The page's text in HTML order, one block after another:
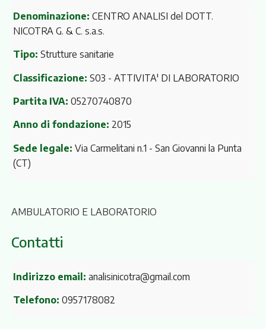
Denominazione: CENTRO ANALISI del DOTT.
NICOTRA G. & C. s.a.s.
Tipo: Strutture sanitarie
Classificazione: S03 - ATTIVITA' DI LABORATORIO
Partita IVA: 05270740870
Anno di fondazione: 2015
Sede legale: Via Carmelitani n.1 - San Giovanni la Punta
(CT)
AMBULATORIO E LABORATORIO
Contatti
Indirizzo email: analisinicotra@gmail.com
Telefono: 0957178082